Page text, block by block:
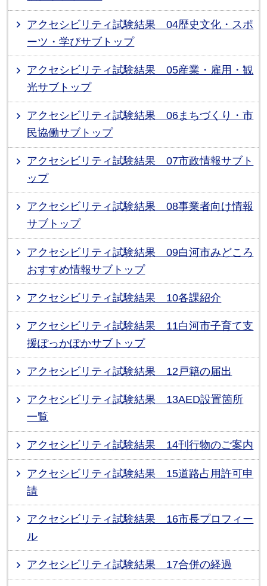
アクセシビリティ試験結果 04歴史文化・スポ
ーツ・学びサブトップ
アクセシビリティ試験結果 05産業・雇用・観
光サブトップ
アクセシビリティ試験結果 06まちづくり・市
民協働サブトップ
アクセシビリティ試験結果 07市政情報サブト
ップ
アクセシビリティ試験結果 08事業者向け情報
サブトップ
アクセシビリティ試験結果 09白河市みどころ
おすすめ情報サブトップ
アクセシビリティ試験結果 10各課紹介
アクセシビリティ試験結果 11白河市子育て支
援ぽっかぽかサブトップ
アクセシビリティ試験結果 12戸籍の届出
アクセシビリティ試験結果 13AED設置箇所
一覧
アクセシビリティ試験結果 14刊行物のご案内
アクセシビリティ試験結果 15道路占用許可申
請
アクセシビリティ試験結果 16市長プロフィー
ル
アクセシビリティ試験結果 17合併の経過